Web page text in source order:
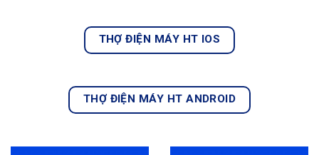
THỢ ĐIỆN MÁY HT IOS
THỢ ĐIỆN MÁY HT ANDROID